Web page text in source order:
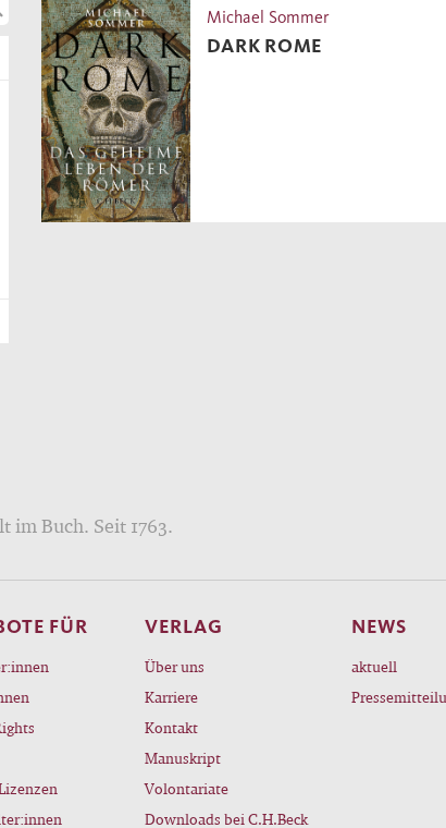
Michael Sommer
DARK ROME
im Buch. Seit 1763.
FÜR VERLAG
Über uns
Karriere
Kontakt
Manuskript
Volontariate
Downloads bei C.H.Beck
NEWS
aktuell